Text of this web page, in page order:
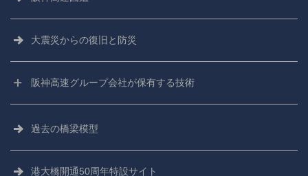
大震災からの復旧と防災
阪神高速グループ会社が保有する技術
阪神高速技術株式会社
過去の橋梁模型
港大橋開通50周年特設サイト